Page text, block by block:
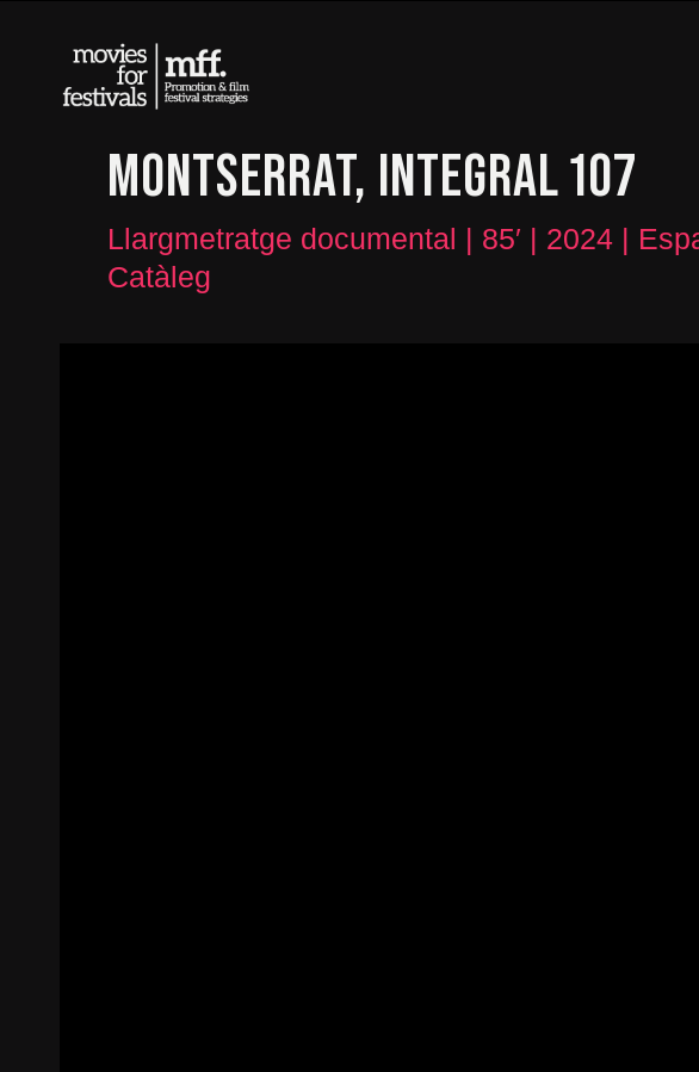
MONTSERRAT, INTEGRAL 107
Llargmetratge documental | 85′ | 2024 |
Catàleg